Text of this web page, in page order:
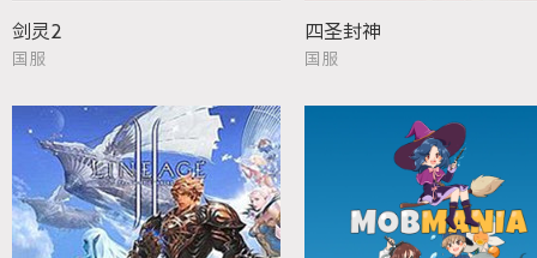
剑灵2
国服
四圣封神
国服